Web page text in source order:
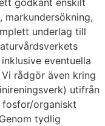
godkänt enskilt
underlag till
eventuella
rådgör även kring
utifrån
organiskt
tydlig